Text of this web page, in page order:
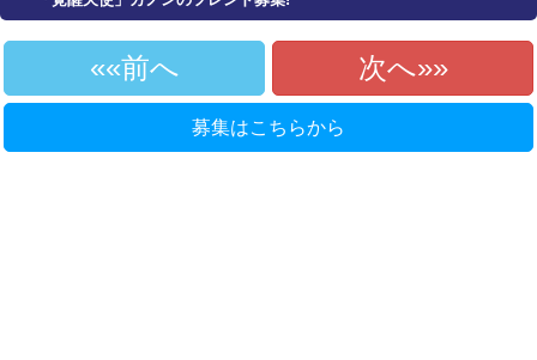
«前へ 次へ»
募集はこちらから